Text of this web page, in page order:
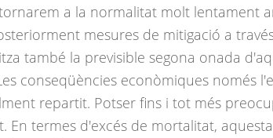
a la normalitat molt lentament
mesures de mitigació a
també la previsible segona onada
conseqüències econòmiques només
repartit. Potser fins i tot més
En termes d'excés de mortalitat,